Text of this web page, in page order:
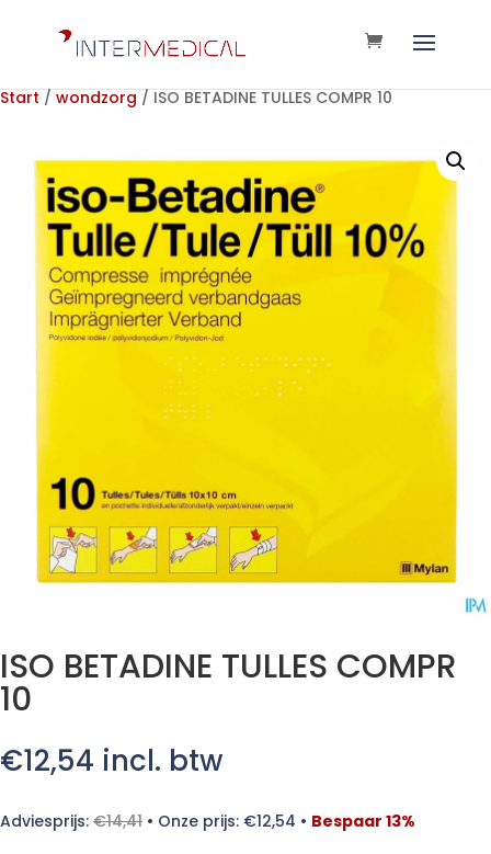
Start / wondzorg / ISO BETADINE TULLES COMPR 10
ISO BETADINE TULLES COMPR
10
€12,54 incl. btw
Adviesprijs: €14,41 • Onze prijs: €12,54 • Bespaar 13%